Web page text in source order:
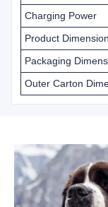
Charging Power
Product
Packaging
Outer Carton